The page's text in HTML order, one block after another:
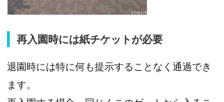
再入園時には紙チケットが必要
退園時には特に何も提示することなく通過でき
ます。